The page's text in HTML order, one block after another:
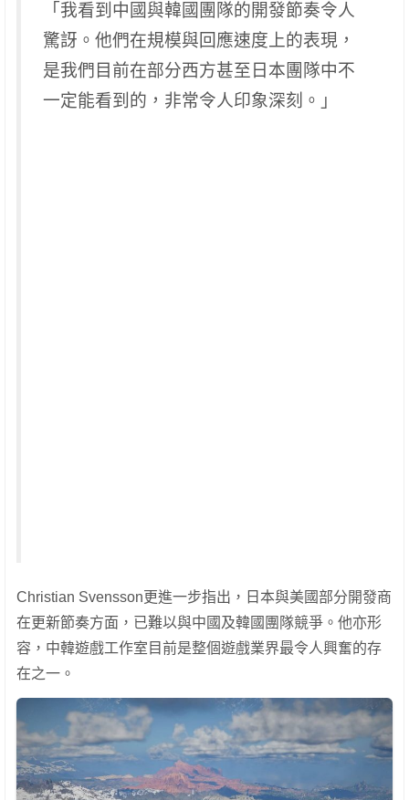
「我看到中國與韓國團隊的開發節奏令人
驚訝。他們在規模與回應速度上的表現，
是我們目前在部分西方甚至日本團隊中不
一定能看到的，非常令人印象深刻。」
Christian Svensson更進一步指出，日本與美國部分開發商
在更新節奏方面，已難以與中國及韓國團隊競爭。他亦形
容，中韓遊戲工作室目前是整個遊戲業界最令人興奮的存
在之一。